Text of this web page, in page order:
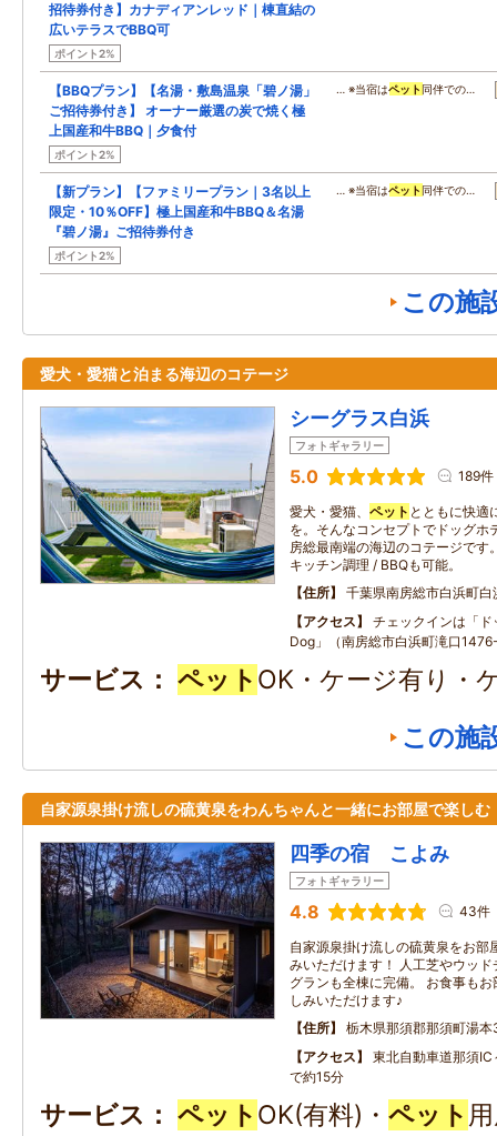
招待券付き】カナディアンレッド｜棟直結の
広いテラスでBBQ可
ポイント2%
【BBQプラン】【名湯・敷島温泉「碧ノ湯」
ご招待券付き】 オーナー厳選の炭で焼く極
上国産和牛BBQ｜夕食付
ポイント2%
… ※当宿はペット 同伴での…
【新プラン】【ファミリープラン｜3名以上
限定・10％OFF】極上国産和牛BBQ＆名湯
『碧ノ湯』ご招待券付き
ポイント2%
… ※当宿はペット 同伴での…
この施
愛犬・愛猫と泊まる海辺のコテージ
シーグラス白浜
フォトギャラリー
5.0 189件
愛犬・愛猫、 ペット とともに快適
を。そんなコンセプトでドッグホ
房総最南端の海辺のコテージです
キッチン調理 / BBQも可能。
住所
千葉県南房総市白浜町白
アクセス
チェックインは「
Dog」（南房総市白浜町滝口
サービス ペット OK・ケージ有り・
この施
自家源泉掛け流しの硫黄泉をわんちゃんと一緒にお部屋で楽しむ
四季の宿 こよみ
フォトギャラリー
4.8 43件
自家源泉掛け流しの硫黄泉をお部
みいただけます！ 人工芝やウッ
グランも全棟に完備。 お食事もお
しみいただけます♪
住所
栃木県那須郡那須町湯
アクセス
東北自動車道那須
で約15分
サービス ペット OK(有料)・ ペット